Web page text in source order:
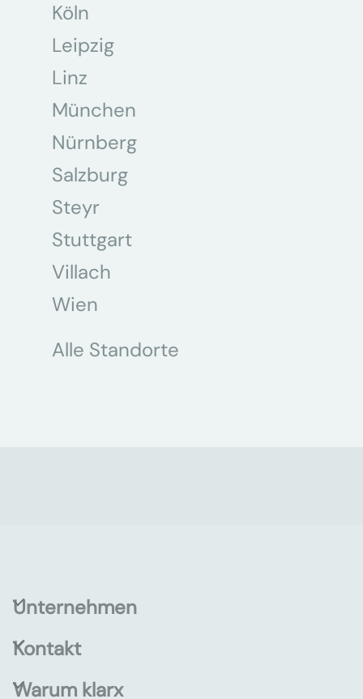
Köln
Leipzig
Linz
München
Nürnberg
Salzburg
Steyr
Stuttgart
Villach
Wien
Alle Standorte
Unternehmen
Kontakt
Warum klarx